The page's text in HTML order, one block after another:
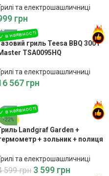
та електрошашличниці
грн
гриль Teesa BBQ 3001
TSA0095HQ
та електрошашличниці
567 грн
-22%
Landgraf Garden +
+ зольник + полиця
та електрошашличниці
599грн 3 599 грн